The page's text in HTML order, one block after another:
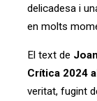
delicadesa i
en molts
El text de
Crítica 2024
veritat, fugint